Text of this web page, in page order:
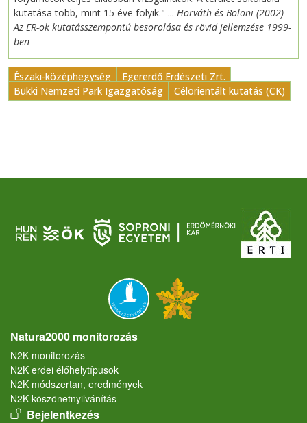
kutatása több, mint 15 éve folyik." ... Horváth és Bölöni (2002)
Az ER-ok kutatásszempontú besorolása és rövid jellemzése 1999-
ben
Északi-középhegység
Egererdő Erdészeti Zrt.
Bükki Nemzeti Park Igazgatóság
Célorientált kutatás (CK)
Natura2000 monitorozás
N2K monitorozás
N2K erdei élőhelytípusok
N2K módszertan, eredmények
N2K köszönetnyilvánítás
User account menu
Bejelentkezés